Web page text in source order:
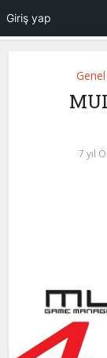
Genel
7 yıl
Giriş yap